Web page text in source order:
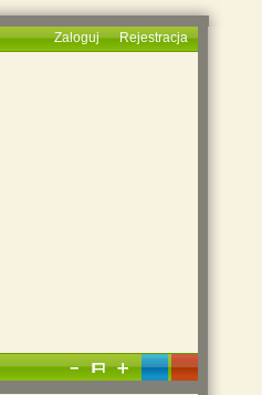
Zaloguj Rejestracja